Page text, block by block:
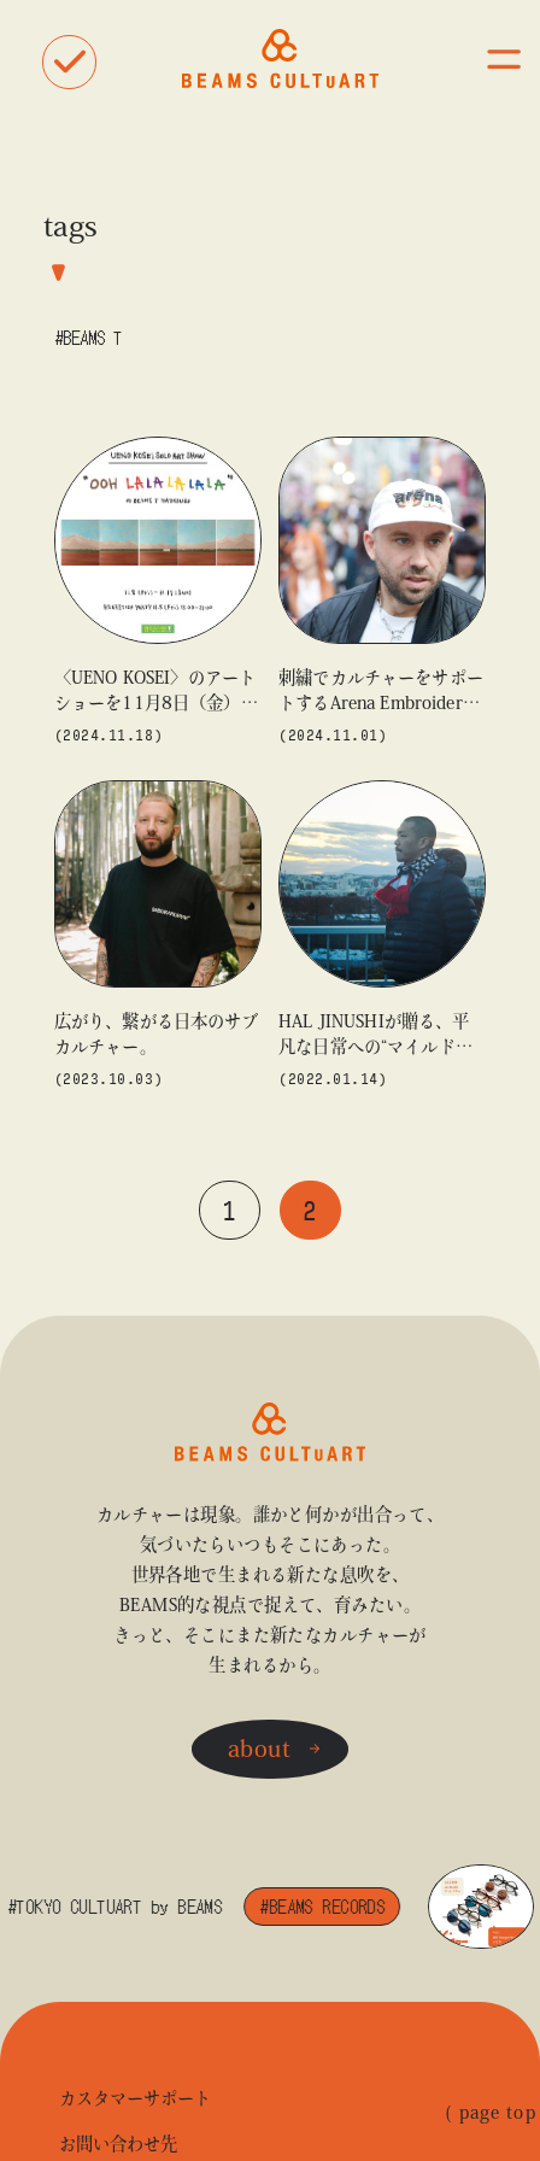
blog blog blog
#ART #BEAMS CULTUART
#アート
#アートが生まれるところ
#アートフェア
#アイドル
#アトリエ #アニメ
#エンタメ
#ギャラリー
#グッズ
#デザイン
#ビームス カルチャー ト 高輪
#ビームス ジャパン
#ファッション
#フェニカ
#マンガ
#モノ・カルチャー図録
#ライブ #レコード
#写真
#抽選販売
#漫画 #現代アート #絵画
#美術館
tags
#BEAMS T
〈UENO KOSEI〉のアート
ショーを11月8日（金）か
ら「ビームスT 原宿」にて
(2024.11.18)
刺繍でカルチャーをサポー
トするArena Embroidery
の軌跡。
(2024.11.01)
広がり、繋がる日本のサブ
カルチャー。
(2023.10.03)
HAL JINUSHIが贈る、平
凡な日常への“マイルドパ
ンチ”。
(2022.01.14)
1 2
カルチャーは現象。誰かと何かが出合って、
気づいたらいつもそこにあった。
世界各地で生まれる新たな息吹を、
BEAMS的な視点で捉えて、育みたい。
きっと、そこにまた新たなカルチャーが
生まれるから。
about
#TOKYO CULTUART by BEAMS #BEAMS RECORDS
( page
カスタマーサポート
お問い合わせ先